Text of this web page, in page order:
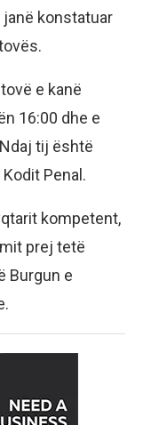
konstatuar
e kanë
16:00 dhe e
tij është
Penal.
kompetent,
prej tetë
Burgun e